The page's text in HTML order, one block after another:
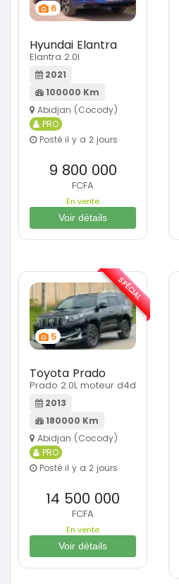
6
Hyundai Elantra
Elantra 2.0l
2021
100000 Km
Abidjan (Cocody)
PRO
Posté il y a 2 jours
9 800 000
FCFA
En vente
Voir détails
5
Toyota Prado
Prado 2.0L moteur d4d
2013
180000 Km
Abidjan (Cocody)
PRO
Posté il y a 2 jours
14 500 000
FCFA
En vente
Voir détails
SPÉCIAL